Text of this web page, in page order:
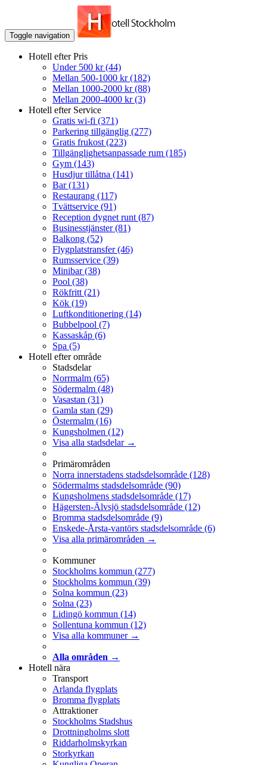
Toggle navigation
Hotell efter Pris
Under 500 kr(44)
Mellan 500-1000 kr(182)
Mellan 1000-2000 kr(88)
Mellan 2000-4000 kr(3)
Hotell efter Service
Gratis wi-fi (371)
Parkering tillgänglig (277)
Gratis frukost (223)
Tillgänglighetsanpassade rum (185)
Gym (143)
Husdjur tillåtna (141)
Bar(131)
Restaurang (117)
Tvättservice (91)
Reception dygnet runt (87)
Businesstjänster(81)
Balkong (52)
Flygplatstransfer(46)
Rumsservice (39)
Minibar(38)
Pool (38)
Rökfritt (21)
Kök (19)
Luftkonditionering (14)
Bubbelpool (7)
Kassaskåp (6)
Spa (5)
Hotell efter område
Stadsdelar
Norrmalm (65)
Södermalm (48)
Vasastan (31)
Gamla stan (29)
Östermalm (16)
Kungsholmen (12)
Visa alla stadsdelar →
Primärområden
Norra innerstadens stadsdelsområde (128)
Södermalms stadsdelsområde (90)
Kungsholmens stadsdelsområde (17)
Hägersten-Älvsjö stadsdelsområde (12)
Bromma stadsdelsområde (9)
Enskede-Årsta-vantörs stadsdelsområde (6)
Visa alla primärområden →
Kommuner
Stockholms kommun (277)
Stockholms kommun (39)
Solna kommun (23)
Solna (23)
Lidingö kommun (14)
Sollentuna kommun (12)
Visa alla kommuner →
Alla områden →
Hotell nära
Transport
Arlanda flygplats
Bromma flygplats
Attraktioner
Stockholms Stadshus
Drottningholms slott
Riddarholmskyrkan
Storkyrkan